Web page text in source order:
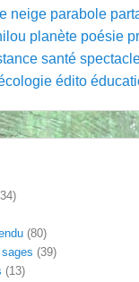
neige parabole
planète poésie
santé
édito
(80)
(39)
(13)